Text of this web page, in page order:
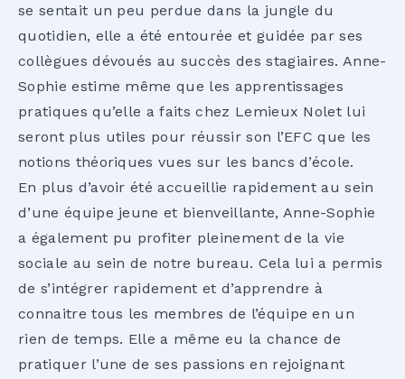
se sentait un peu perdue dans la jungle du
quotidien, elle a été entourée et guidée par ses
collègues dévoués au succès des stagiaires. Anne-
Sophie estime même que les apprentissages
pratiques qu’elle a faits chez Lemieux Nolet lui
seront plus utiles pour réussir son l’EFC que les
notions théoriques vues sur les bancs d’école.
En plus d’avoir été accueillie rapidement au sein
d’une équipe jeune et bienveillante, Anne-Sophie
a également pu profiter pleinement de la vie
sociale au sein de notre bureau. Cela lui a permis
de s’intégrer rapidement et d’apprendre à
connaitre tous les membres de l’équipe en un
rien de temps. Elle a même eu la chance de
pratiquer l’une de ses passions en rejoignant